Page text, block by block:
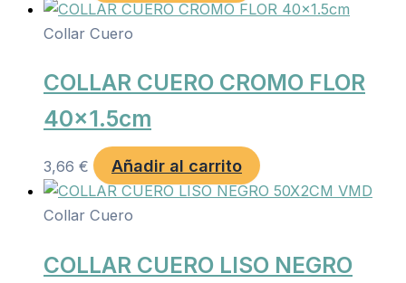
Collar Cuero
COLLAR CUERO CROMO FLOR
40×1.5cm
3,66 € Añadir al carrito
Collar Cuero
COLLAR CUERO LISO NEGRO